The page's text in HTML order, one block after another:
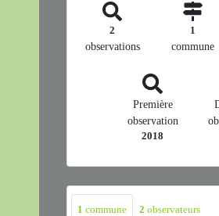
2
observations
1
commune
Première
observation
2018
1 commune 2 observateurs